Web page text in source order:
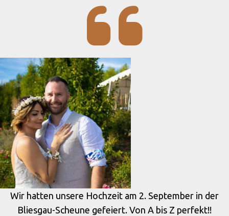
Wir hatten unsere Hochzeit am 2. September in der
Bliesgau-Scheune gefeiert. Von A bis Z perfekt!!